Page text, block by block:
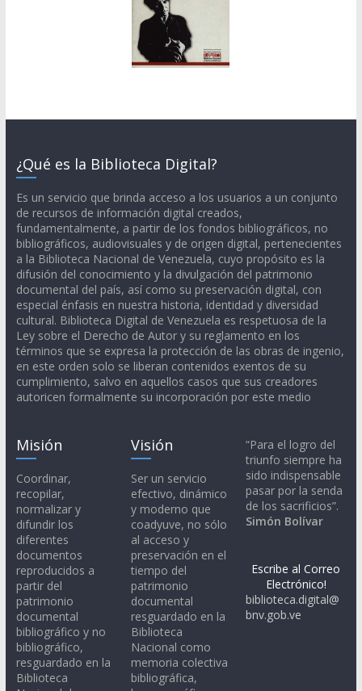
¿Qué es la Biblioteca Digital?
Es un servicio que brinda acceso a los usuarios a un conjunto
de recursos de información digital creados,
fundamentalmente, a partir de los fondos bibliográficos, no
bibliográficos, audiovisuales y de origen digital, pertenecientes
a la Biblioteca Nacional de Venezuela, cuyo propósito es la
difusión del conocimiento y la divulgación del patrimonio
documental del país, así como su preservación digital, con
especial énfasis en nuestra historia, identidad y diversidad
cultural. Biblioteca Digital de Venezuela es respetuosa de la
Ley sobre el Derecho de Autor y su reglamento en los
términos que se expresa la protección de las obras de ingenio,
en este orden solo se liberan contenidos exentos de su
cumplimiento, salvo en aquellos casos que sus creadores
autoricen formalmente su incorporación por este medio
Misión
Coordinar,
recopilar,
normalizar y
difundir los
diferentes
documentos
reproducidos a
partir del
patrimonio
documental
bibliográfico y no
bibliográfico,
resguardado en la
Biblioteca
Visión
Ser un servicio
efectivo, dinámico
y moderno que
coadyuve, no sólo
al acceso y
preservación en el
tiempo del
patrimonio
documental
resguardado en la
Biblioteca
Nacional como
memoria colectiva
bibliográfica,
“Para el logro del
triunfo siempre ha
sido indispensable
pasar por la senda
de los sacrificios”.
Simón Bolívar
Escribe al Correo
Electrónico!
biblioteca.digital@
bnv.gob.ve